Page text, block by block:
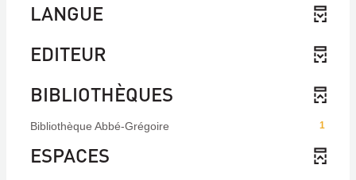
LANGUE
EDITEUR
BIBLIOTHÈQUES
1
Bibliothèque Abbé-Grégoire
ESPACES